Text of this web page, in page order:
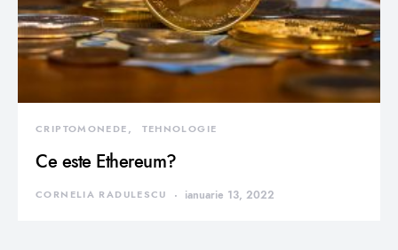
CRIPTOMONEDE TEHNOLOGIE
Ce este Ethereum?
CORNELIA RADULESCU ianuarie 13, 2022